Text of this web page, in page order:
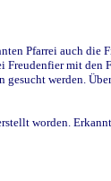
Pfarrei auch die
Freudenfier mit
werden.
worden.